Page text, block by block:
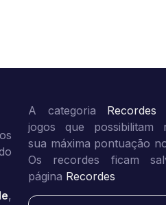
,
A categoria Recordes
jogos que possibilitam
sua máxima pontuação
Os recordes ficam
página Recordes